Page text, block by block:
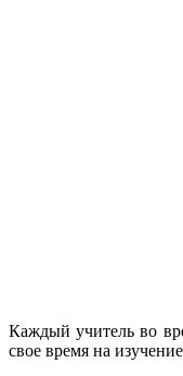
Каждый учитель во
свое время на